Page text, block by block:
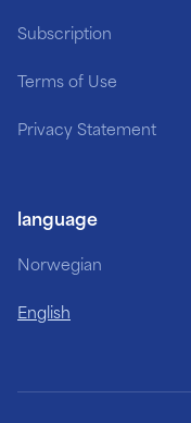
Subscription
Terms of Use
Privacy Statement
language
Norwegian
English